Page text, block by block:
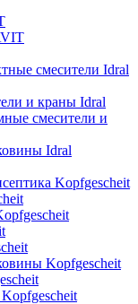
смесители Idral
и краны Idral
смесители и
Idral
Kopfgescheit
Kopfgescheit